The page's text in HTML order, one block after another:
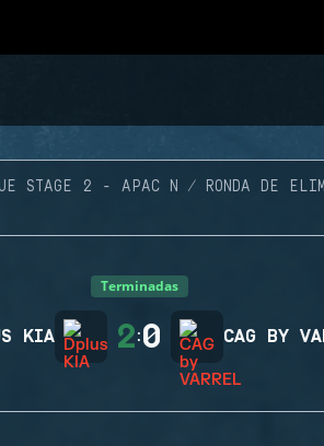
STAGE 2 - APAC N RONDA DE
Terminadas
KIA 2:0 CAG BY